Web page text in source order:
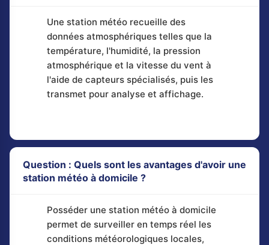
Une station météo recueille des
données atmosphériques telles que la
température, l'humidité, la pression
atmosphérique et la vitesse du vent à
l'aide de capteurs spécialisés, puis les
transmet pour analyse et affichage.
Question : Quels sont les avantages d'avoir une
station météo à domicile ?
Posséder une station météo à domicile
permet de surveiller en temps réel les
conditions météorologiques locales,